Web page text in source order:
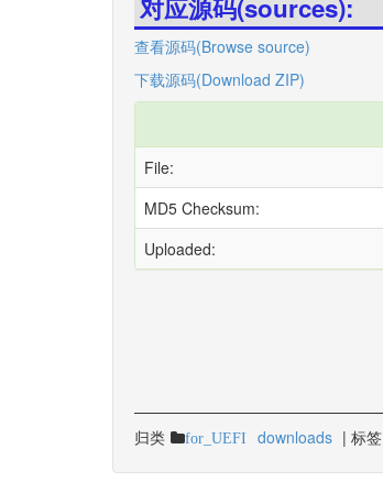
对应源码(sources):
查看源码(Browse source)
下载源码(Download ZIP)
File:
MD5 Checksum:
Uploaded:
归类 for_UEFI downloads | 标签